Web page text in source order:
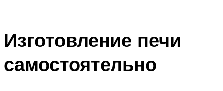
Изготовление печи
самостоятельно